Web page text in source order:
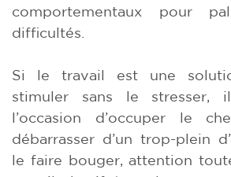
comportementaux pour
difficultés.
Si le travail est une
stimuler sans le stresser,
l’occasion d’occuper le
débarrasser d’un trop-plein
le faire bouger, attention